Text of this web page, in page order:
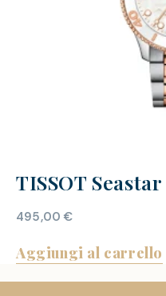
TISSOT
495,00€
Aggiungi al carrello